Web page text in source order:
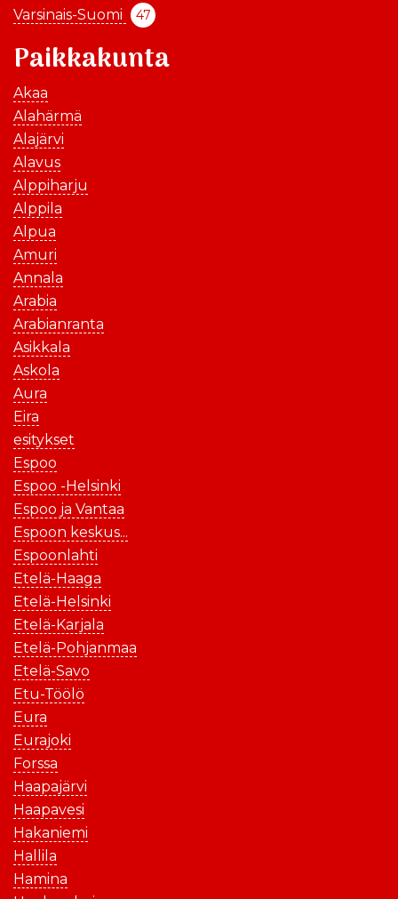
Varsinais-Suomi 47
Paikkakunta
Akaa
Alahärmä
Alajärvi
Alavus
Alppiharju
Alppila
Alpua
Amuri
Annala
Arabia
Arabianranta
Asikkala
Askola
Aura
Eira
esitykset
Espoo
Espoo -Helsinki
Espoo ja Vantaa
Espoon keskus...
Espoonlahti
Etelä-Haaga
Etelä-Helsinki
Etelä-Karjala
Etelä-Pohjanmaa
Etelä-Savo
Etu-Töölö
Eura
Eurajoki
Forssa
Haapajärvi
Haapavesi
Hakaniemi
Hallila
Hamina